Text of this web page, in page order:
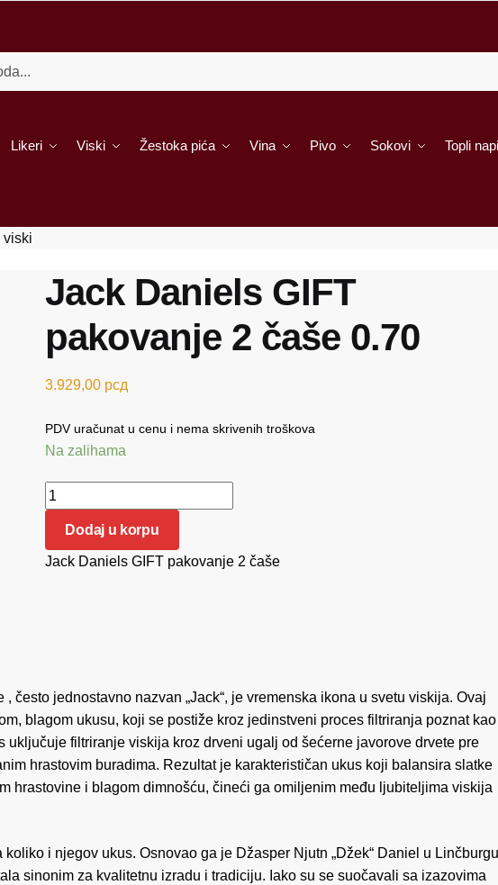
Likeri Viski Žestoka pića Vina Pivo Sokovi Topli
viski
Jack Daniels GIFT
pakovanje 2 čaše 0.70
3.929,00 рсд
PDV uračunat u cenu i nema skrivenih troškova
Na zalihama
Jack
Daniels
GIFT
pakovanje
Dodaj u korpu
Jack Daniels GIFT pakovanje 2 čaše
često jednostavno nazvan „Jack“, je vremenska ikona u svetu viskija. Ovaj
blagom ukusu, koji se postiže kroz jedinstveni proces filtriranja poznat kao
uključuje filtriranje viskija kroz drveni ugalj od šećerne javorove drvete pre
hrastovim buradima. Rezultat je karakterističan ukus koji balansira slatke
hrastovine i blagom dimnošću, čineći ga omiljenim među ljubiteljima viskija
koliko i njegov ukus. Osnovao ga je Džasper Njutn „Džek“ Daniel u
sinonim za kvalitetnu izradu i tradiciju. Iako su se suočavali sa izazovima